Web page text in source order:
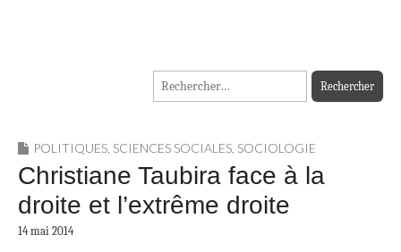
MADININ'ART
Rechercher :
POLITIQUES, SCIENCES SOCIALES, SOCIOLOGIE
Christiane Taubira face à la
droite et l’extrême droite
14 mai 2014